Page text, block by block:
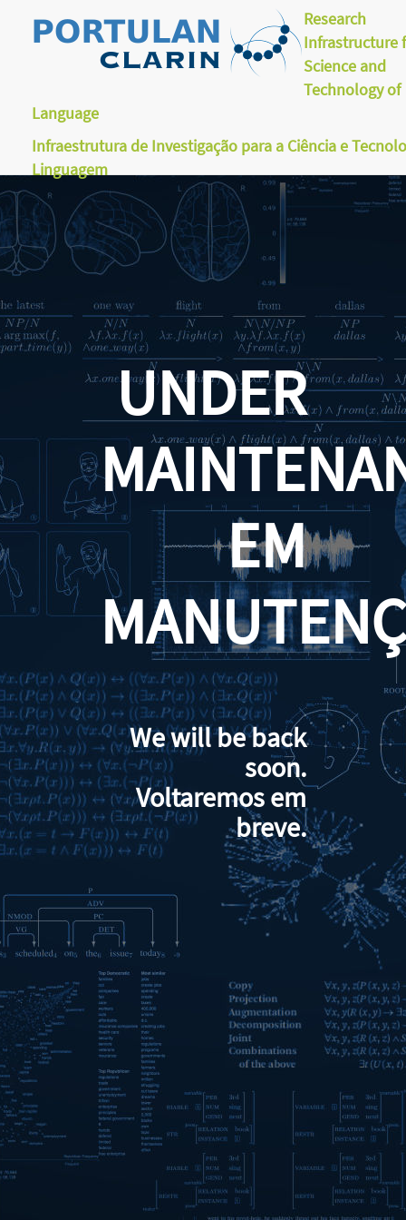
Research
Infrastructure
Science and
Technology of
Language
Infraestrutura de Investigação para a Ciência e
Linguagem
UNDER
EM
We will be back
soon.
Voltaremos em
breve.